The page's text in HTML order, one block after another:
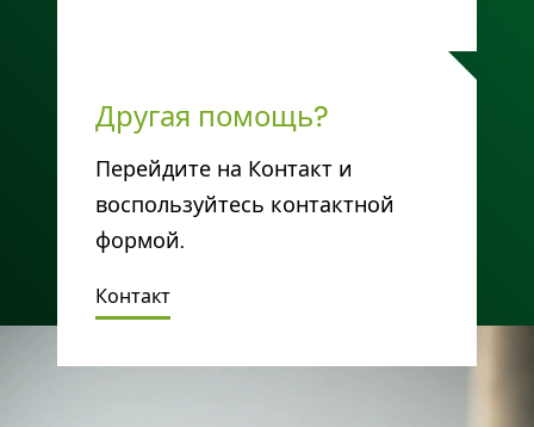
Другая помощь?
Перейдите на Контакт и
воспользуйтесь контактной
формой.
Контакт